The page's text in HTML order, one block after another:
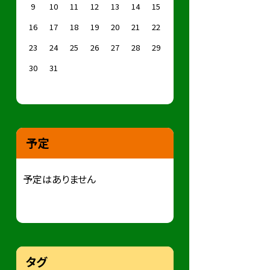
9 10 11 12 13 14
15
16
17 18 19 20 21
22
23
24 25 26 27 28
29
30
31
予定
予定はありません
タグ